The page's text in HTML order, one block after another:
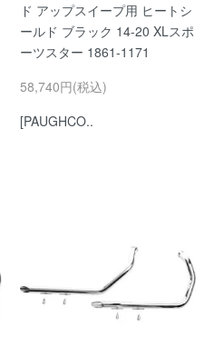
ド アップスイープ用 ヒートシ
ールド ブラック 14-20 XLスポ
ーツスター 1861-1171
58,740円(税込)
[PAUGHCO..